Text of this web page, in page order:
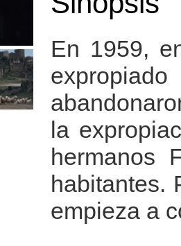
En 1959,
la
hermanos
habitantes.
empieza a